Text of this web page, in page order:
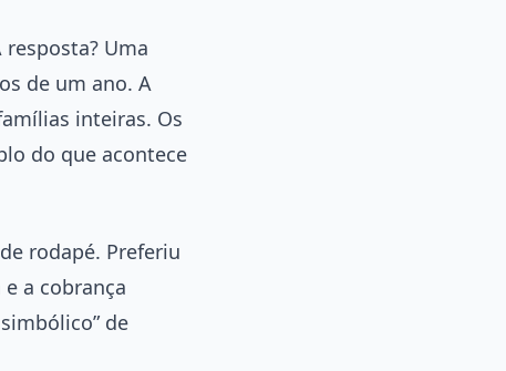
Uma
de um ano. A
inteiras. Os
do que acontece
rodapé. Preferiu
a cobrança
de